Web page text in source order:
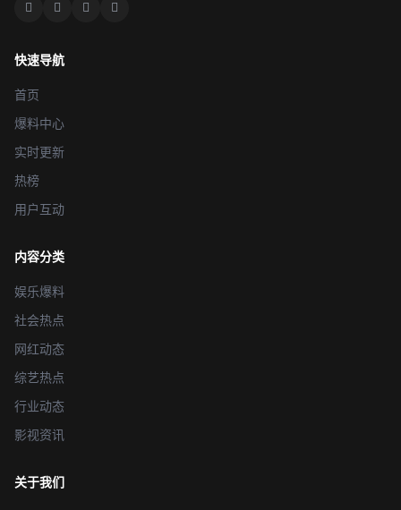
快速导航
首页
爆料中心
实时更新
热榜
用户互动
内容分类
娱乐爆料
社会热点
网红动态
综艺热点
行业动态
影视资讯
关于我们